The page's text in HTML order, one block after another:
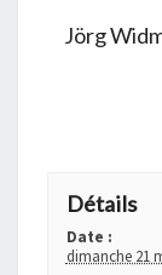
Jörg
Détails
Date :
dimanche 21